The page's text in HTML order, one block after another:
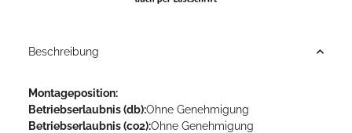
Beschreibung
Montageposition:
Betriebserlaubnis (db):Ohne Genehmigung
Betriebserlaubnis (co2):Ohne Genehmigung